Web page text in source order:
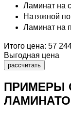
Ламинат на
Натяжной
Ламинат на
Итого цена: 57
Выгодная цена
рассчитать
ПРИМЕРЫ